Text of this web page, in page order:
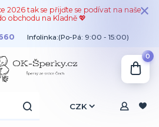
2026 tak se přijďte se podívat na naše
obchodu na Kladně 💖
CZK
Infolinka:(Po-Pá: 9:00 - 15:00)
0